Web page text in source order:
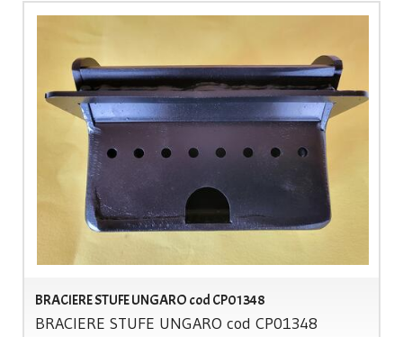
BRACIERE STUFE UNGARO cod CP01348
BRACIERE STUFE UNGARO cod CP01348